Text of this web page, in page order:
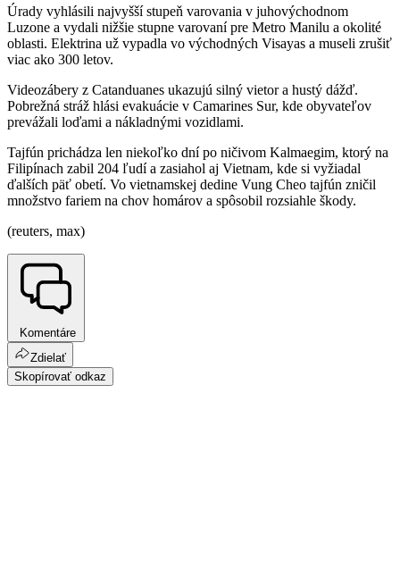
Úrady vyhlásili najvyšší stupeň varovania v juhovýchodnom
Luzone a vydali nižšie stupne varovaní pre Metro Manilu a okolité
oblasti. Elektrina už vypadla vo východných Visayas a museli zrušiť
viac ako 300 letov.
Videozábery z Catanduanes ukazujú silný vietor a hustý dážď.
Pobrežná stráž hlási evakuácie v Camarines Sur, kde obyvateľov
prevážali loďami a nákladnými vozidlami.
Tajfún prichádza len niekoľko dní po ničivom Kalmaegim, ktorý na
Filipínach zabil 204 ľudí a zasiahol aj Vietnam, kde si vyžiadal
ďalších päť obetí. Vo vietnamskej dedine Vung Cheo tajfún zničil
množstvo fariem na chov homárov a spôsobil rozsiahle škody.
(reuters, max)
Komentáre
Zdielať
Skopírovať odkaz